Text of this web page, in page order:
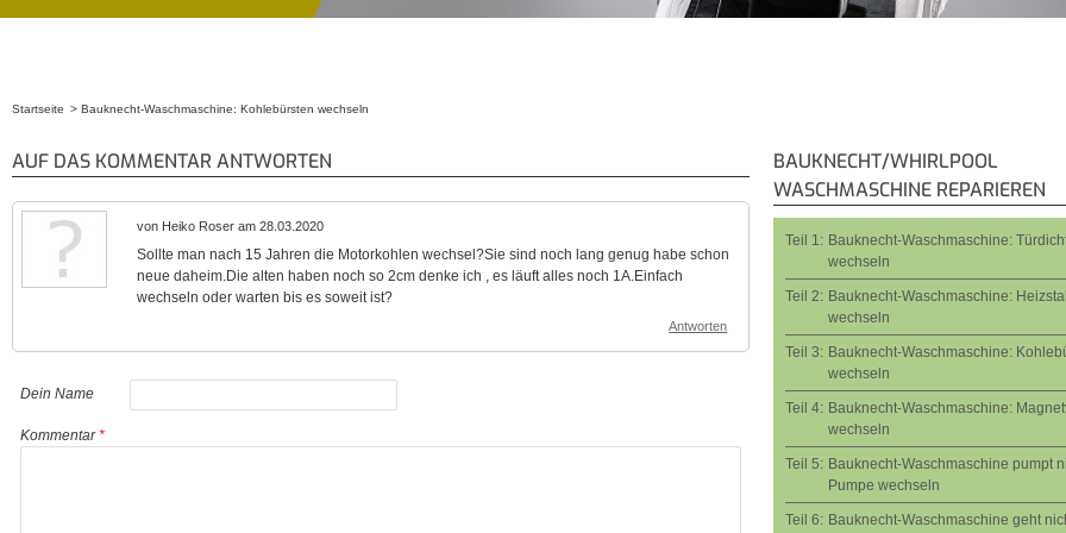
Startseite Bauknecht-Waschmaschine: Kohlebürsten wechseln
AUF DAS KOMMENTAR ANTWORTEN
von Heiko Roser am 28.03.2020
Sollte man nach 15 Jahren die Motorkohlen wechsel?Sie sind noch lang genug habe schon
neue daheim.Die alten haben noch so 2cm denke ich , es läuft alles noch 1A.Einfach
wechseln oder warten bis es soweit ist?
Antworten
Dein Name
Kommentar*
BAUKNECHT/WHIRLPOOL
WASCHMASCHINE REPARIEREN
Teil 1: Bauknecht-Waschmaschine:
wechseln
Teil 2: Bauknecht-Waschmaschine:
wechseln
Teil 3: Bauknecht-Waschmaschine:
wechseln
Teil 4: Bauknecht-Waschmaschine:
wechseln
Teil 5: Bauknecht-Waschmaschine pumpt
Pumpe wechseln
Teil 6: Bauknecht-Waschmaschine geht